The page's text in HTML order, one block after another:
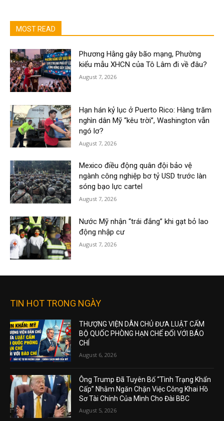
MOST READ
Phương Hằng gây bão mạng, Phường
kiểu mẫu XHCN của Tô Lâm đi về đâu?
August 7, 2026
Hạn hán kỷ lục ở Puerto Rico: Hàng trăm
nghìn dân Mỹ “kêu trời”, Washington vẫn
ngó lơ?
August 7, 2026
Mexico điều động quân đội bảo vệ
ngành công nghiệp bơ tỷ USD trước làn
sóng bạo lực cartel
August 7, 2026
Nước Mỹ nhận “trái đắng” khi gạt bỏ lao
động nhập cư
August 7, 2026
TIN HOT TRONG NGÀY
THƯỢNG VIỆN DÂN CHỦ ĐƯA LUẬT CẤM
BỘ QUỐC PHÒNG HẠN CHẾ ĐỐI VỚI BÁO
CHÍ
August 6, 2026
Ông Trump Đã Tuyên Bố “Tình Trạng Khẩn
Cấp” Nhằm Ngăn Chặn Việc Công Khai Hồ
Sơ Tài Chính Của Mình Cho Đài BBC
August 5, 2026